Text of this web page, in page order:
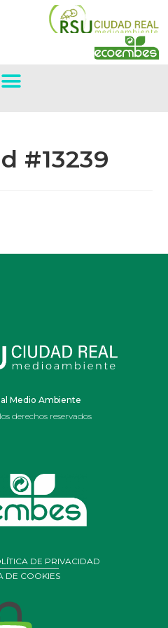
#13239
Medio Ambiente
derechos reservados
DE PRIVACIDAD
DE COOKIES
DEL
alumnos y profesores de
Daimiel con residuos y